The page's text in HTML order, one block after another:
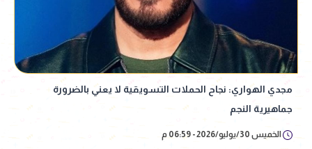
مجدي الهواري: نجاح الحملات التسويقية لا يعني بالضرورة
جماهيرية النجم
الخميس 30/يوليو/2026 - 06:59 م